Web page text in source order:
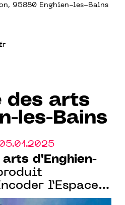
95880 Enghien-les-Bains
des arts
les-Bains
d'Enghien-
l’Espace"
de l’Espace